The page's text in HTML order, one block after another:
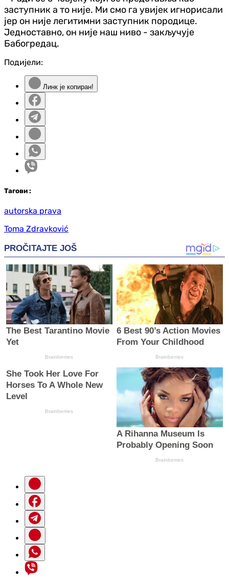
заступник а то није. Ми смо га увијек игнорисали
јер он није легитимни заступник породице.
Једноставно, он није наш ниво - закључује
Бабогредац.
Подијели:
Линк је копиран!
Тагови :
autorska prava
Toma Zdravković